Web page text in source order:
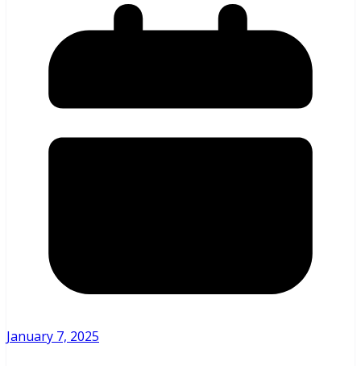
January 7, 2025